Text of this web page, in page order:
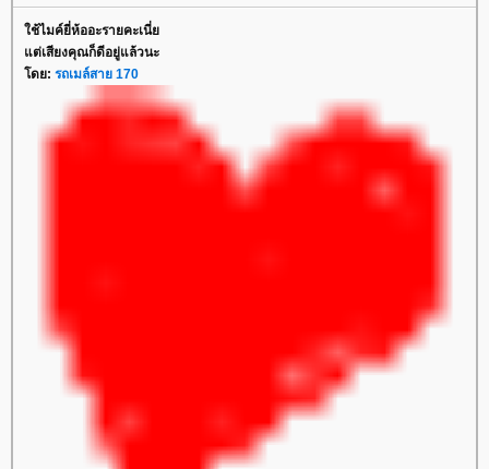
ใช้ไมค์ยี่ห้ออะรายคะเนี่ย
แต่เสียงคุณก็ดีอยู่แล้วนะ
โดย: รถเมล์สาย 170